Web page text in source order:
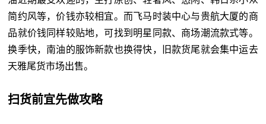
简约风等，价钱亦较相宜。而飞马时装中心与贵航大厦的商
品就价钱同样较贴地，可找到明星同款、商场潮流款式等。
换季快，南油的服饰新款也换得快，旧款货尾就会集中运去
天雅尾货市场出售。
扫货前宜先做攻略